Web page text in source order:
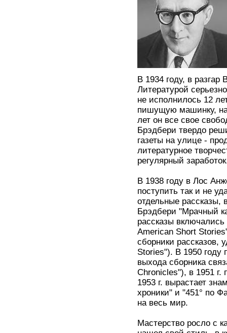
В 1934 году, в
Литературой
не исполнилось 12
пишущую машинку, на
лет он все свое
Брэдбери твердо
газеты на улице -
литературное
регулярный
В 1938 году в Лос
поступить так и не
отдельные рассказы,
Брэдбери "Мрачный
рассказы
American Short
сборники рассказов,
Stories"). В 1950 году
выхода сборника
Chronicles"), в 1951 г.
1953 г. вырастает
хроники" и "451° по
на весь мир.
Мастерство росло с